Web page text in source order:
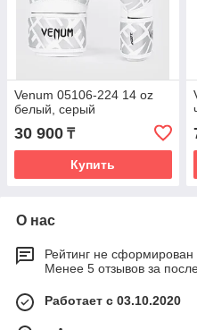
Venum 05106-224 14 oz
белый, серый
30 900 ₸
Купить
О нас
Рейтинг не сформирован
Менее 5 отзывов за
Работает с 03.10.2020